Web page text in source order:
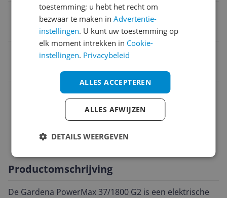
Elektrisch (snoer)
4078500062039
Capaciteit
Functies
Technisch
Productomschrijving
De Gardena PowerMax 37/1800 G2 is een elektrische
toestemming; u hebt het recht om
bezwaar te maken inAdvertentie-
instellingen. U kunt uw toestemming op
elk moment intrekken in Cookie-
instellingen. Privacybeleid
ALLES ACCEPTEREN
ALLES AFWIJZEN
DETAILS WEERGEVEN